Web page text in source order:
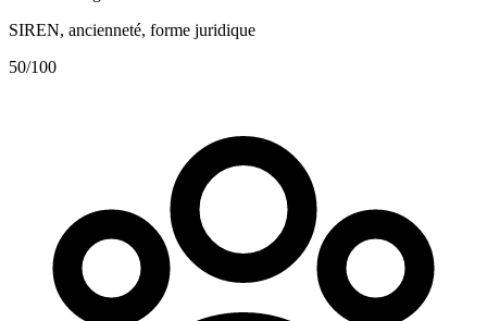
SIREN, ancienneté, forme juridique
50/100